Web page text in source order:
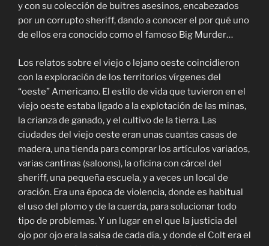
y con su colección de buitres asesinos, encabezados
por un corrupto sheriff, dando a conocer el por qué uno
de ellos era conocido como el famoso Big Murder…
Los relatos sobre el viejo o lejano oeste coincidieron
con la exploración de los territorios vírgenes del
“oeste” Americano. El estilo de vida que tuvieron en el
viejo oeste estaba ligado a la explotación de las minas,
la crianza de ganado, y el cultivo de la tierra. Las
ciudades del viejo oeste eran unas cuantas casas de
madera, una tienda para comprar los artículos variados,
varias cantinas (saloons), la oficina con cárcel del
sheriff, una pequeña escuela, y a veces un local de
oración. Era una época de violencia, donde es habitual
el uso del plomo y de la cuerda, para solucionar todo
tipo de problemas. Y un lugar en el que la justicia del
ojo por ojo era la salsa de cada día, y donde el Colt era el